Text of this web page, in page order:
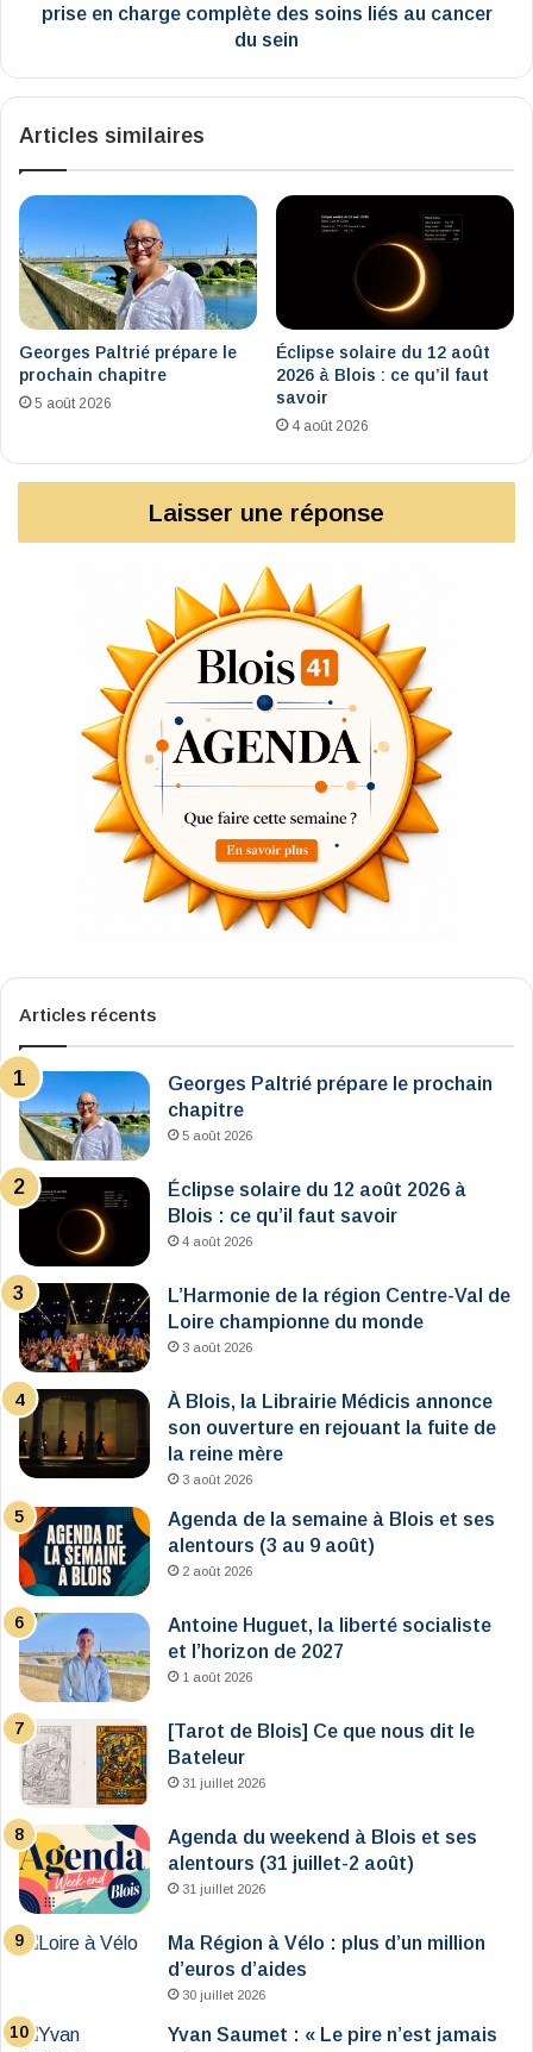
charge
soins
au
sein
prise en charge complète des soins liés au cancer
du sein
Articles similaires
Georges Paltrié prépare le
prochain chapitre
5 août 2026
Éclipse solaire du 12 août
2026 à Blois : ce qu’il faut
savoir
4 août 2026
Laisser une réponse
Articles récents
Georges Paltrié prépare le prochain
chapitre
5 août 2026
Éclipse solaire du 12 août 2026 à
Blois : ce qu’il faut savoir
4 août 2026
L’Harmonie de la région Centre-Val de
Loire championne du monde
3 août 2026
À Blois, la Librairie Médicis annonce
son ouverture en rejouant la fuite de
la reine mère
3 août 2026
Agenda de la semaine à Blois et ses
alentours (3 au 9 août)
2 août 2026
Antoine Huguet, la liberté socialiste
et l’horizon de 2027
1 août 2026
[Tarot de Blois] Ce que nous dit le
Bateleur
31 juillet 2026
Agenda du weekend à Blois et ses
alentours (31 juillet-2 août)
31 juillet 2026
Ma Région à Vélo : plus d’un million
d’euros d’aides
30 juillet 2026
Yvan Saumet : « Le pire n’est jamais